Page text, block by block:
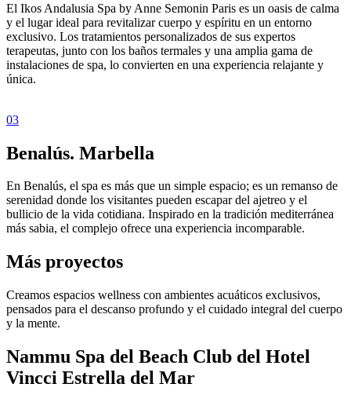
El Ikos Andalusia Spa by Anne Semonin Paris es un oasis de calma
y el lugar ideal para revitalizar cuerpo y espíritu en un entorno
exclusivo. Los tratamientos personalizados de sus expertos
terapeutas, junto con los baños termales y una amplia gama de
instalaciones de spa, lo convierten en una experiencia relajante y
única.
03
Benalús. Marbella
En Benalús, el spa es más que un simple espacio; es un remanso de
serenidad donde los visitantes pueden escapar del ajetreo y el
bullicio de la vida cotidiana. Inspirado en la tradición mediterránea
más sabia, el complejo ofrece una experiencia incomparable.
Más proyectos
Creamos espacios wellness con ambientes acuáticos exclusivos,
pensados para el descanso profundo y el cuidado integral del cuerpo
y la mente.
Nammu Spa del Beach Club del Hotel
Vincci Estrella del Mar